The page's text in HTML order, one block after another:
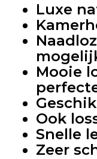
Luxe
Mooie
Ook
Snelle
Zeer